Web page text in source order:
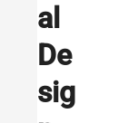
al
De
sig